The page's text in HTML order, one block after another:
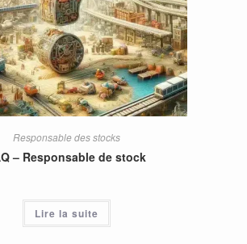
Responsable des stocks
– Responsable de stock
Lire la suite